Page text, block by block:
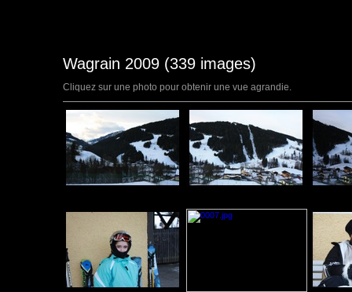
Wagrain 2009 (339 images)
Cliquez sur une photo pour obtenir une vue agrandie.